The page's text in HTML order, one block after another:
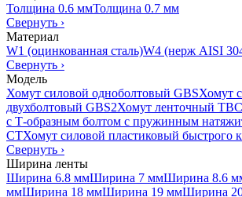
Толщина 0.6 ммТолщина 0.7 мм
Свернуть ›
Материал
W1 (оцинкованная сталь)W4 (нерж AISI
Свернуть ›
Модель
Хомут силовой одноболтовый GBSХомут
двухболтовый GBS2Хомут ленточный TBC
с Т-образным болтом с пружинным
CTХомут силовой пластиковый быстрого
Свернуть ›
Ширина ленты
Ширина 6.8 ммШирина 7 ммШирина 8.6
ммШирина 18 ммШирина 19 ммШирина